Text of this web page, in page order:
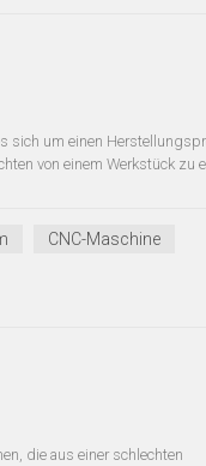
sich um einen
von einem Werkstück zu
CNC-Maschine
die aus einer schlechten